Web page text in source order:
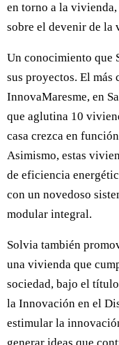
en torno a la
sobre el devenir de la
Un conocimiento que
sus proyectos. El
InnovaMaresme, en
que aglutina 10
casa crezca en
Asimismo, estas
de eficiencia
con un novedoso
modular integral.
Solvia también
una vivienda que
sociedad, bajo el
la Innovación en el
estimular la